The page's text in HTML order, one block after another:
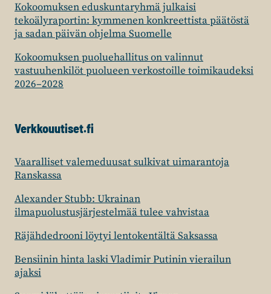
Kokoomuksen eduskuntaryhmä julkaisi
tekoälyraportin: kymmenen konkreettista päätöstä
ja sadan päivän ohjelma Suomelle
Kokoomuksen puoluehallitus on valinnut
vastuuhenkilöt puolueen verkostoille toimikaudeksi
2026–2028
Verkkouutiset.fi
Vaaralliset valemeduusat sulkivat uimarantoja
Ranskassa
Alexander Stubb: Ukrainan
ilmapuolustusjärjestelmää tulee vahvistaa
Räjähdedrooni löytyi lentokentältä Saksassa
Bensiinin hinta laski Vladimir Putinin vierailun
ajaksi